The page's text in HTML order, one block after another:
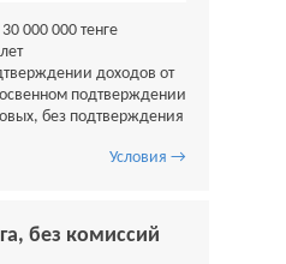
000 000 тенге
доходов от
подтверждении
без подтверждения
Условия →
без комиссий